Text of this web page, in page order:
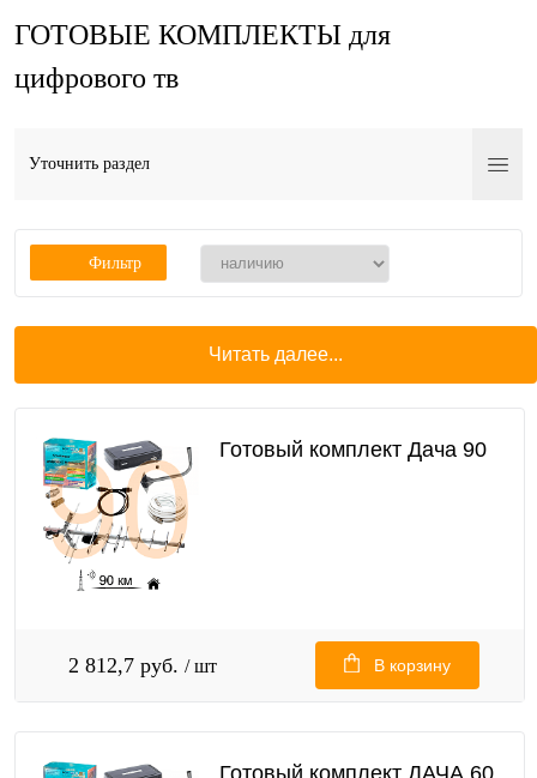
ГОТОВЫЕ КОМПЛЕКТЫ для
цифрового тв
Уточнить раздел
Фильтр
Читать далее...
Готовый комплект Дача 90
2 812,7 руб. / шт В корзину
Готовый комплект ДАЧА 60